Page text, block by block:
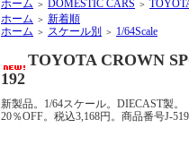
ホーム ＞ DOMESTIC CARS ＞
ホーム ＞ 新着順
ホーム ＞ スケール別 ＞ 1/64Scale
TOYOTA CROWN
192
新製品。1/64スケール。DIECAST製。
20％OFF。税込3,168円。商品番号J-